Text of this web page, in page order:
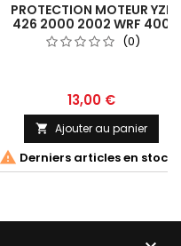
PROTECTION MOTEUR YZF
426 2000 2002 WRF 400
1999 2002(0)
13,00 €
 Ajouter au panier
 Derniers articles en stock